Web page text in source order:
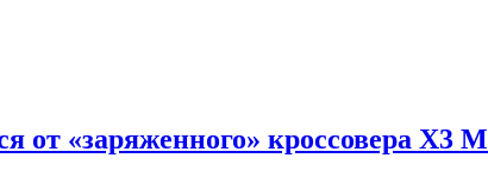
от «заряженного» кроссовера X3 M